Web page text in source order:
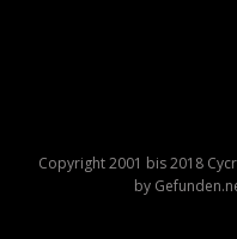
Copyright 2001 bis 2018
by